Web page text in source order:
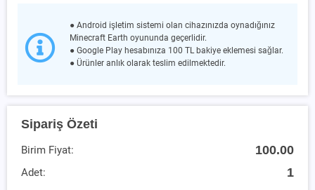
● Android işletim sistemi olan cihazınızda oynadığınız
Minecraft Earth oyununda geçerlidir.
● Google Play hesabınıza 100 TL bakiye eklemesi sağlar.
● Ürünler anlık olarak teslim edilmektedir.
Sipariş Özeti
Birim Fiyat: 100.00
Adet: 1